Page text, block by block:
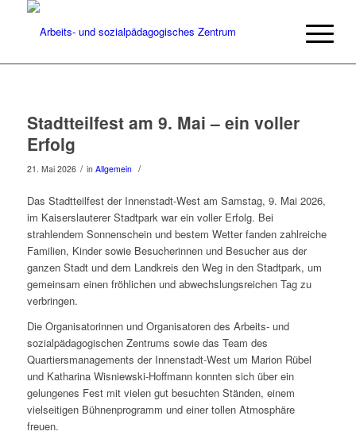
Stadtteilfest am 9. Mai – ein voller
Erfolg
21. Mai 2026 / in Allgemein /
Das Stadtteilfest der Innenstadt-West am Samstag, 9. Mai 2026,
im Kaiserslauterer Stadtpark war ein voller Erfolg. Bei
strahlendem Sonnenschein und bestem Wetter fanden zahlreiche
Familien, Kinder sowie Besucherinnen und Besucher aus der
ganzen Stadt und dem Landkreis den Weg in den Stadtpark, um
gemeinsam einen fröhlichen und abwechslungsreichen Tag zu
verbringen.
Die Organisatorinnen und Organisatoren des Arbeits- und
sozialpädagogischen Zentrums sowie das Team des
Quartiersmanagements der Innenstadt-West um Marion Rübel
und Katharina Wisniewski-Hoffmann konnten sich über ein
gelungenes Fest mit vielen gut besuchten Ständen, einem
vielseitigen Bühnenprogramm und einer tollen Atmosphäre
freuen.